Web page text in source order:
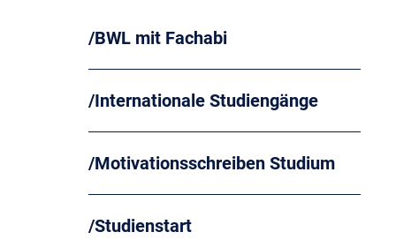
BWL mit Fachabi
Internationale Studiengänge
Motivationsschreiben Studium
Studienstart